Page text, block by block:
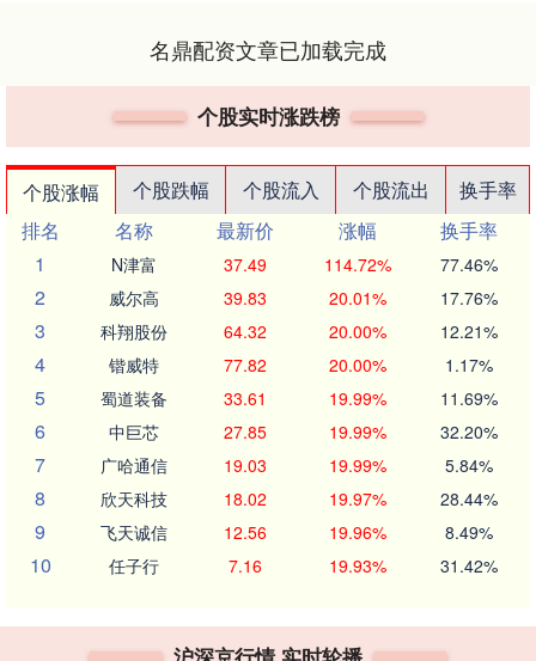
名鼎配资文章已加载完成
个股实时涨跌榜
个股涨幅 个股跌幅 个股流入 个股流出
换手率
排名
名称 最新价 涨幅
换手率
1
N津富 37.49 114.72% 77.46%
2 威尔高 39.83 20.01% 17.76%
3 科翔股份 64.32 20.00% 12.21%
4 锴威特 77.82 20.00% 1.17%
5 蜀道装备 33.61 19.99% 11.69%
6 中巨芯 27.85 19.99% 32.20%
7 广哈通信 19.03 19.99% 5.84%
8 欣天科技 18.02 19.97% 28.44%
9 飞天诚信 12.56 19.96% 8.49%
10 任子行 7.16 19.93% 31.42%